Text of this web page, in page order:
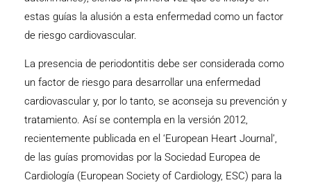
estas guías la alusión a esta enfermedad como un factor
de riesgo cardiovascular.
La presencia de periodontitis debe ser considerada como
un factor de riesgo para desarrollar una enfermedad
cardiovascular y, por lo tanto, se aconseja su prevención y
tratamiento. Así se contempla en la versión 2012,
recientemente publicada en el ‘European Heart Journal’,
de las guías promovidas por la Sociedad Europea de
Cardiología (European Society of Cardiology, ESC) para la